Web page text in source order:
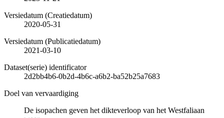
Versiedatum (Creatiedatum)
2020-05-31
Versiedatum (Publicatiedatum)
2021-03-10
Dataset(serie) identificator
2d2bb4b6-0b2d-4b6c-a6b2-ba52b25a7683
Doel van vervaardiging
De isopachen geven het dikteverloop van het Westfaliaan